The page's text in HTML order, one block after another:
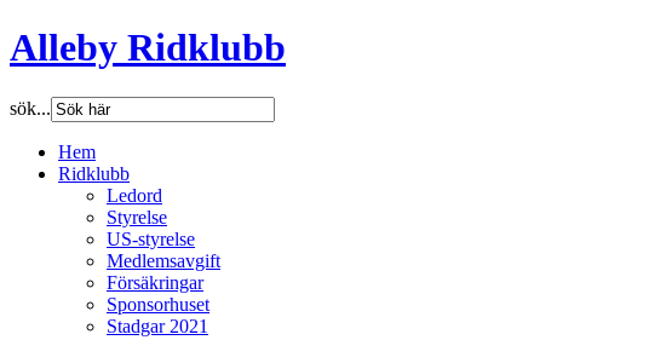
Alleby Ridklubb
sök...
Hem
Ridklubb
Ledord
Styrelse
US-styrelse
Medlemsavgift
Försäkringar
Sponsorhuset
Stadgar 2021